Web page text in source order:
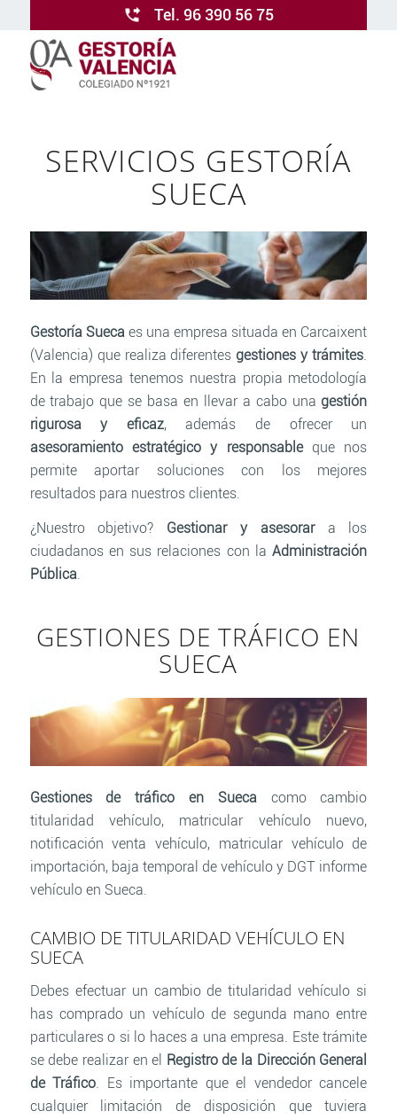
Tel. 96 390 56 75
SERVICIOS GESTORÍA
SUECA
Gestoría Sueca es una empresa situada en Carcaixent
(Valencia) que realiza diferentes gestiones y trámites
En la empresa tenemos nuestra propia metodología
de trabajo que se basa en llevar a cabo una gestión
rigurosa y eficaz, además de ofrecer un
asesoramiento estratégico y responsableque nos
permite aportar soluciones con los mejores
resultados para nuestros clientes.
¿Nuestro objetivo? Gestionar y asesorara los
ciudadanos en sus relaciones con laAdministración
Pública.
GESTIONES DE TRÁFICO EN
SUECA
Gestiones de tráfico en Sueca como cambio
titularidad vehículo, matricular vehículo nuevo,
notificación venta vehículo, matricular vehículo de
importación, baja temporal de vehículo y DGT informe
vehículo en Sueca.
CAMBIO DE TITULARIDAD VEHÍCULO EN
SUECA
Debes efectuar un cambio de titularidad vehículo si
has comprado un vehículo de segunda mano entre
particulares o si lo haces a una empresa. Este trámite
se debe realizar en el Registro de la Dirección General
de Tráfico. Es importante que el vendedor cancele
cualquier limitación de disposición que tuviera